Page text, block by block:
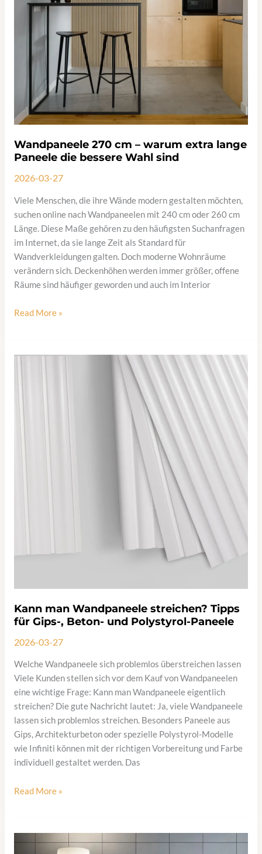
Wandpaneele 270 cm – warum extra lange
Paneele die bessere Wahl sind
2026-03-27
Viele Menschen, die ihre Wände modern gestalten möchten,
suchen online nach Wandpaneelen mit 240 cm oder 260 cm
Länge. Diese Maße gehören zu den häufigsten Suchanfragen
im Internet, da sie lange Zeit als Standard für
Wandverkleidungen galten. Doch moderne Wohnräume
verändern sich. Deckenhöhen werden immer größer, offene
Räume sind häufiger geworden und auch im Interior
Wandpaneele
–
Read More »
Kann man Wandpaneele streichen? Tipps
für Gips-, Beton- und Polystyrol-Paneele
2026-03-27
Welche Wandpaneele sich problemlos überstreichen lassen
Viele Kunden stellen sich vor dem Kauf von Wandpaneelen
eine wichtige Frage: Kann man Wandpaneele eigentlich
streichen? Die gute Nachricht lautet: Ja, viele Wandpaneele
lassen sich problemlos streichen. Besonders Paneele aus
Gips, Architekturbeton oder spezielle Polystyrol-Modelle
wie Infiniti können mit der richtigen Vorbereitung und Farbe
individuell gestaltet werden. Das
Kann
streichen?
Read More »